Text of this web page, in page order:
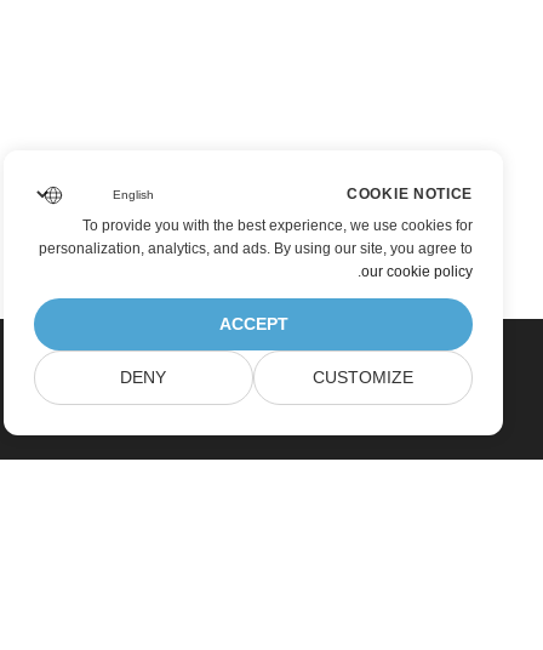
COOKIE NOTICE
To provide you with the best experience, we use cookies for
personalization, analytics, and ads. By using our site, you agree to
our cookie policy
.
ACCEPT
CUSTOMIZE
DENY